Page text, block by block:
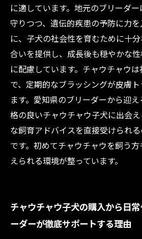
に適しています。地元のブリーダ
守りつつ、遺伝的疾患の予防に力
に、子犬の社会性を育むために十
合いを提供し、成長後も穏やかな
に配慮しています。チャウチャウ
で、定期的なブラッシングが皮膚
ます。愛知県のブリーダーから迎
格の良いチャウチャウ子犬に出会
な飼育アドバイスを直接受けられ
です。初めてチャウチャウを飼う
えられる環境が整っています。
チャウチャウ子犬の購入から日
ーダーが徹底サポートする理由